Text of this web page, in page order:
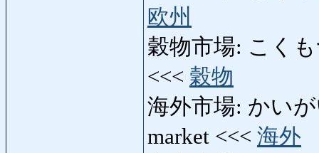
欧州
穀物市場: こくも
<<< 穀物
海外市場: かい
market <<< 海外